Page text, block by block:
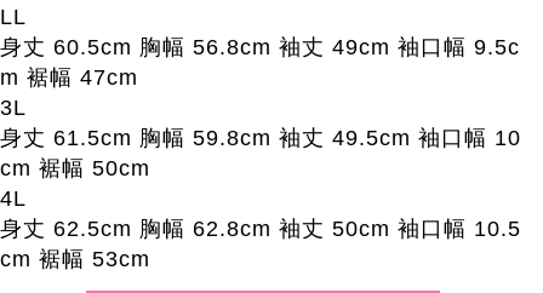
LL
身丈 60.5cm 胸幅 56.8cm 袖丈 49cm 袖口幅 9.5c
m 裾幅 47cm
3L
身丈 61.5cm 胸幅 59.8cm 袖丈 49.5cm 袖口幅 10
cm 裾幅 50cm
4L
身丈 62.5cm 胸幅 62.8cm 袖丈 50cm 袖口幅 10.5
cm 裾幅 53cm